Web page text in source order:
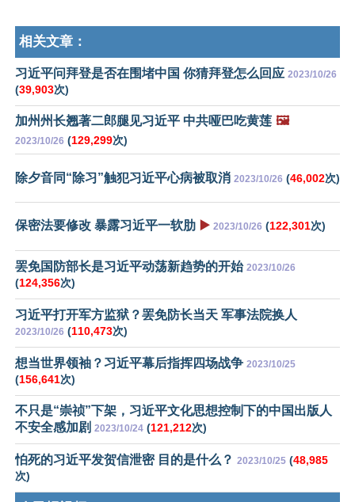
相关文章：
习近平问拜登是否在围堵中国 你猜拜登怎么回应 2023/10/26
(39,903次)
加州州长翘著二郎腿见习近平 中共哑巴吃黄莲 🖼️
2023/10/26 (129,299次)
除夕音同“除习”触犯习近平心病被取消 2023/10/26 (46,002次)
保密法要修改 暴露习近平一软肋 ▶️ 2023/10/26 (122,301次)
罢免国防部长是习近平动荡新趋势的开始 2023/10/26
(124,356次)
习近平打开军方监狱？罢免防长当天 军事法院换人
2023/10/26 (110,473次)
想当世界领袖？习近平幕后指挥四场战争 2023/10/25
(156,641次)
不只是“崇祯”下架，习近平文化思想控制下的中国出版人
不安全感加剧 2023/10/24 (121,212次)
怕死的习近平发贺信泄密 目的是什么？ 2023/10/25 (48,985
次)